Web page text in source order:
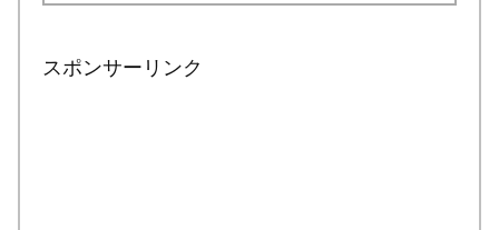
スポンサーリンク